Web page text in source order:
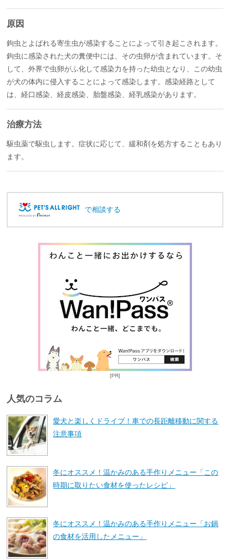
原因
鉤虫とよばれる寄生虫が感染することによって引き起こされます。
鉤虫に感染された犬の糞便中には、その虫卵が含まれています。そ
して、外界で虫卵がふ化して感染力を持った幼虫となり、この幼虫
が犬の体内に侵入することによって感染します。感染経路として
は、経口感染、経皮感染、胎盤感染、経乳感染があります。
治療方法
駆虫薬で駆虫します。症状に応じて、緩和剤を処方することもあり
ます。
で相談する
[PR]
人気のコラム
愛犬と楽しくドライブ！車での長距離移動に関する
注意事項
冬にオススメ！温かみのある手作りメニュー「この
時期に取りたい食材を使ったレシピ」
冬にオススメ！温かみのある手作りメニュー「お鍋
の食材を活用したメニュー」